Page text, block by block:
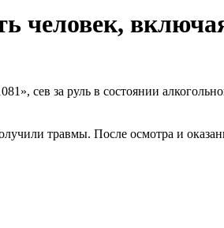
человек,
сев за руль в состоянии
травмы. После осмотра и